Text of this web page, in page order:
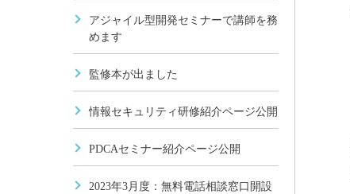
アジャイル型開発セミナーで講師を務
めます
監修本が出ました
情報セキュリティ研修紹介ページ公開
PDCAセミナー紹介ページ公開
2023年3月度：無料電話相談窓口開設